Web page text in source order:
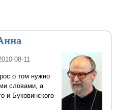
08-11
о том нужно
словами, а
и Буковинского